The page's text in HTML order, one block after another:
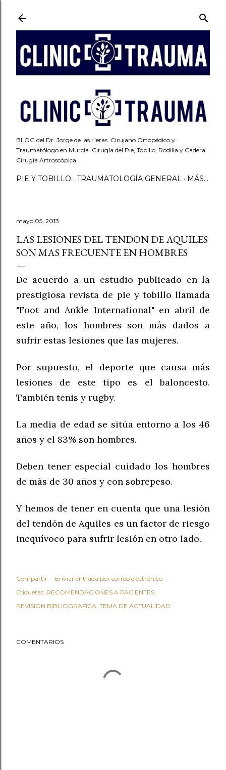
BLOG del Dr. Jorge de las Heras. Cirujano Ortopédico y
Traumatólogo en Murcia. Cirugía del Pie, Tobillo, Rodilla y Cadera.
Cirugía Artroscópica.
PIE Y TOBILLO TRAUMATOLOGÍA GENERAL MÁS…
mayo 05, 2013
LAS LESIONES DEL TENDON DE AQUILES
SON MAS FRECUENTE EN HOMBRES
De acuerdo a un estudiopublicado en la
prestigiosa revista de pie y tobillo llamada
"Foot and Ankle International" en abril de
este año, los hombres son más dados a
sufrir estas lesiones que las mujeres.
Por supuesto, el deporte que causamás
lesiones de este tipo es el baloncesto.
También tenis y rugby.
La media de edad se sitúa entorno a los 46
años y el 83% son hombres.
Deben tener especial cuidado los hombres
de más de 30 años y con sobrepeso.
Y hemos de tener en cuenta que una lesión
del tendón de Aquiles es un factor de riesgo
inequívoco para sufrir lesión en otro lado.
Compartir
Enviar entrada por correo electrónico
Etiquetas: RECOMENDACIONES A PACIENTES
REVISION BIBLIOGRAFICA TEMA DE ACTUALIDAD
COMENTARIOS